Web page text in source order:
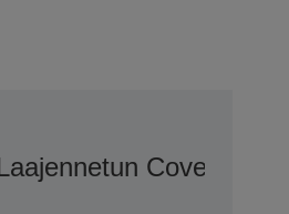
CoverPlus-